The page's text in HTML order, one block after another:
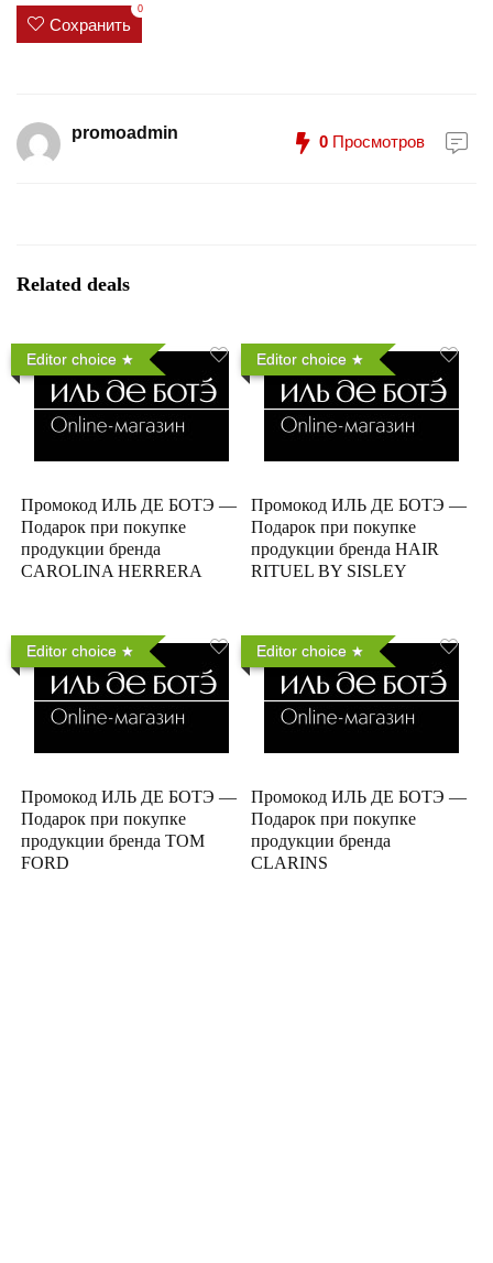
Сохранить
0
promoadmin 0 Просмотров
Related deals
Editor choice
Промокод ИЛЬ ДЕ БОТЭ —
Подарок при покупке
продукции бренда
CAROLINA HERRERA
Editor choice
Промокод ИЛЬ ДЕ БОТЭ —
Подарок при покупке
продукции бренда HAIR
RITUEL BY SISLEY
Editor choice
Промокод ИЛЬ ДЕ БОТЭ —
Подарок при покупке
продукции бренда TOM
FORD
Editor choice
Промокод ИЛЬ ДЕ БОТЭ —
Подарок при покупке
продукции бренда
CLARINS